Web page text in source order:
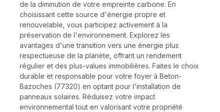
de la diminution de votre empreinte carbone. En
choisissant cette source d'énergie propre et
renouvelable, vous participez activement à la
préservation de l'environnement. Explorez les
avantages d'une transition vers une énergie plus
respectueuse de la planète, offrant un rendement
régulier et des plus-values immobilières. Faites le choix
durable et responsable pour votre foyer à Beton-
Bazoches (77320) en optant pour l'installation de
panneaux solaires. Réduisez votre impact
environnemental tout en valorisant votre propriété